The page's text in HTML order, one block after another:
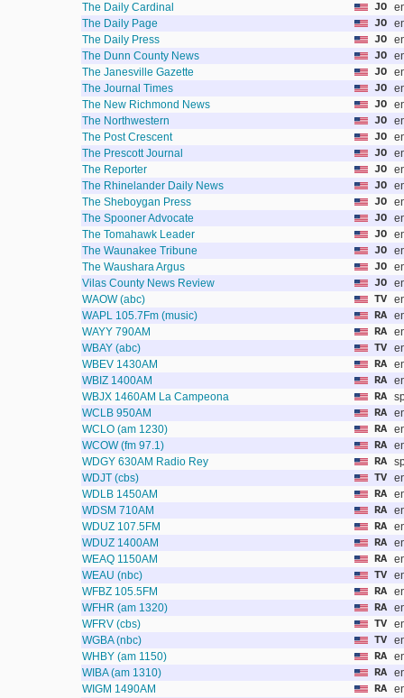
The Daily Cardinal
JO
The Daily Page
JO
The Daily Press
JO
The Dunn County News
JO
The Janesville Gazette
JO
The Journal Times
JO
The New Richmond News
JO
The Northwestern
JO
The Post Crescent
JO
The Prescott Journal
JO
The Reporter
JO
The Rhinelander Daily News
JO
The Sheboygan Press
JO
The Spooner Advocate
JO
The Tomahawk Leader
JO
The Waunakee Tribune
JO
The Waushara Argus
JO
Vilas County News Review
JO
WAOW (abc)
TV
WAPL 105.7Fm (music)
RA
WAYY 790AM
RA
WBAY (abc)
TV
WBEV 1430AM
RA
WBIZ 1400AM
RA
WBJX 1460AM La Campeona
RA
WCLB 950AM
RA
WCLO (am 1230)
RA
WCOW (fm 97.1)
RA
WDGY 630AM Radio Rey
RA
WDJT (cbs)
TV
WDLB 1450AM
RA
WDSM 710AM
RA
WDUZ 107.5FM
RA
WDUZ 1400AM
RA
WEAQ 1150AM
RA
WEAU (nbc)
TV
WFBZ 105.5FM
RA
WFHR (am 1320)
RA
WFRV (cbs)
TV
WGBA (nbc)
TV
WHBY (am 1150)
RA
WIBA (am 1310)
RA
WIGM 1490AM
RA